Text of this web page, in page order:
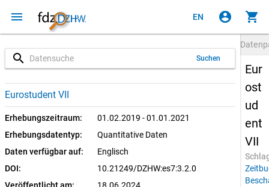
menu EN account_circle shopping_cart
search Suchen
Eurostudent VII
Erhebungszeitraum:
01.02.2019 - 01.01.2021
Erhebungsdatentyp:
Quantitative Daten
Daten verfügbar auf:
Englisch
DOI:
10.21249/DZHW:es7:3.2.0
Veröffentlicht am:
3.2.0 (aktuell)
3.2.0
SUF: Download
Eur
ost
ud
ent
VII